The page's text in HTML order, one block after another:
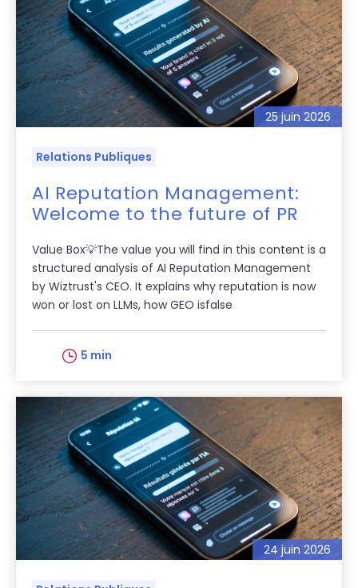
25 juin 2026
Relations Publiques
AI Reputation Management:
Welcome to the future of PR
Value Box💡The value you will find in this content is a
structured analysis of AI Reputation Management
by Wiztrust's CEO. It explains why reputation is now
won or lost on LLMs, how GEO isfalse
5 min
24 juin 2026